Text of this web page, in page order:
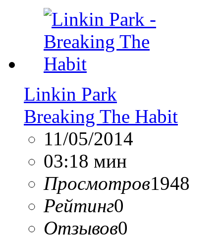
Linkin Park
Breaking The Habit
11/05/2014
03:18 мин
Просмотров1948
Рейтинг0
Отзывов0